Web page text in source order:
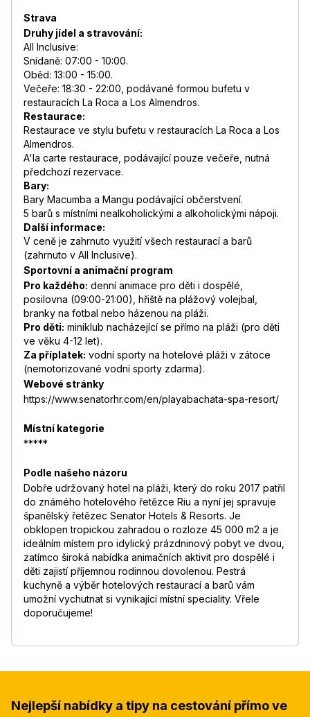
Strava
Druhy jídel a stravování:
All Inclusive:
Snídaně: 07:00 - 10:00.
Oběd: 13:00 - 15:00.
Večeře: 18:30 - 22:00, podávané formou bufetu v
restauracích La Roca a Los Almendros.
Restaurace:
Restaurace ve stylu bufetu v restauracích La Roca a Los
Almendros.
A'la carte restaurace, podávající pouze večeře, nutná
předchozí rezervace.
Bary:
Bary Macumba a Mangu podávající občerstvení.
5 barů s místními nealkoholickými a alkoholickými nápoji.
Další informace:
V ceně je zahrnuto využití všech restaurací a barů
(zahrnuto v All Inclusive).
Sportovní a animační program
Pro každého: denní animace pro děti i dospělé,
posilovna (09:00-21:00), hřiště na plážový volejbal,
branky na fotbal nebo házenou na pláži.
Pro děti: miniklub nacházející se přímo na pláži (pro děti
ve věku 4-12 let).
Za příplatek: vodní sporty na hotelové pláži v zátoce
(nemotorizované vodní sporty zdarma).
Webové stránky
https://www.senatorhr.com/en/playabachata-spa-resort/
Místní kategorie
*****
Podle našeho názoru
Dobře udržovaný hotel na pláži, který do roku 2017 patřil
do známého hotelového řetězce Riu a nyní jej spravuje
španělský řetězec Senator Hotels & Resorts. Je
obklopen tropickou zahradou o rozloze 45 000 m2 a je
ideálním místem pro idylický prázdninový pobyt ve dvou,
zatímco široká nabídka animačních aktivit pro dospělé i
děti zajistí příjemnou rodinnou dovolenou. Pestrá
kuchyně a výběr hotelových restaurací a barů vám
umožní vychutnat si vynikající místní speciality. Vřele
doporučujeme!
Nejlepší nabídky a tipy na cestování přímo ve